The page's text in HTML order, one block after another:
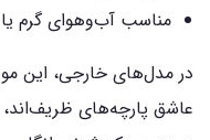
مناسب آب‌وهوای گرم
در مدل‌های خارجی، این
عاشق پارچه‌های